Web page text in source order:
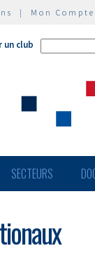
| Mon Compte
un club
SECTEURS